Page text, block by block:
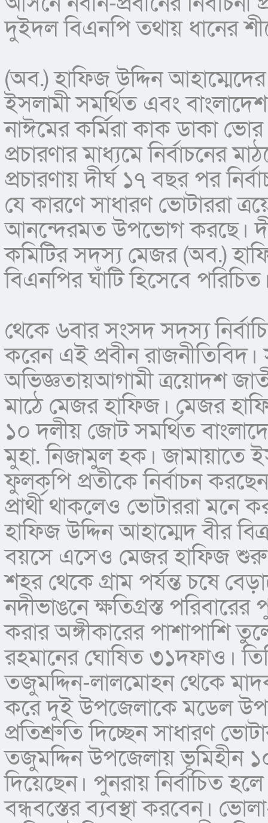
দুইদল বিএনপি তথায় ধানের
(অব.) হাফিজ উদ্দিন
ইসলামী সমর্থিত এবং
নাঈমের কর্মিরা কাক ডাকা
প্রচারণার মাধ্যমে
প্রচারণায় দীর্ঘ ১৭ বছর পর
যে কারণে সাধারণ ভোটাররা
আনন্দেরমত উপভোগ করছে।
কমিটির সদস্য মেজর (অব.)
বিএনপির ঘাঁটি হিসেবে
থেকে ৬বার সংসদ সদস্য
করেন এই প্রবীন রাজনীতিবিদ।
অভিজ্ঞতায়আগামী ত্রয়োদশ
মাঠে মেজর হাফিজ। মেজর
১০ দলীয় জোট সমর্থিত
মুহা. নিজামুল হক। জামায়াতে
ফুলকপি প্রতীকে নির্বাচন
প্রার্থী থাকলেও ভোটাররা
হাফিজ উদ্দিন আহাম্মেদ বীর
বয়সে এসেও মেজর হাফিজ শুরু
শহর থেকে গ্রাম পর্যন্ত চষে
নদীভাঙনে ক্ষতিগ্রস্ত
করার অঙ্গীকারের পাশাপাশি
রহমানের ঘোষিত ৩১দফাও।
তজুমদ্দিন-লালমোহন থেকে
করে দুই উপজেলাকে মডেল
প্রতিশ্রুতি দিচ্ছেন সাধারণ
তজুমদ্দিন উপজেলায় ভূমিহীন
দিয়েছেন। পুনরায় নির্বাচিত
বন্ধবস্তের ব্যবস্থা করবেন।